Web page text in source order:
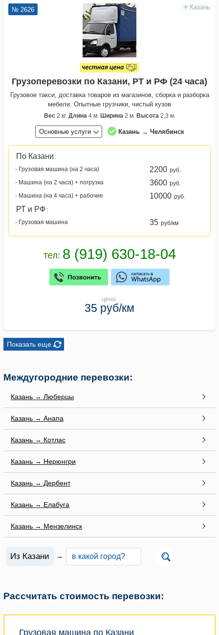
Казань
№ 2626
Грузоперевозки по Казани, РТ и РФ (24 часа)
Грузовое такси, доставка товаров из магазинов, сборка и разборка
мебели. Опытные грузчики, чистый кузов
Вес2 кг. Длина 4 м. Ширина 2 м. Высота 2,3 м.
Основные услуги Казань → Челябинск
По Казани :
- Грузовая машина (на 2 часа)
2200 руб.
- Машина (на 2 часа) + погрузка
3600 руб.
- Машина (на 4 часа) + рабочие
10000 руб.
РТ и РФ :
- Грузовая машина
35 руб/км
цена:
35 руб/км
Показать еще
Междугородние перевозки:
Казань → Люберцы
Казань → Анапа
Казань → Котлас
Казань → Нерюнгри
Казань → Дербент
Казань → Елабуга
Казань → Мензелинск
Из Казани →
Рассчитать стоимость перевозки:
Грузовая машина по Казани